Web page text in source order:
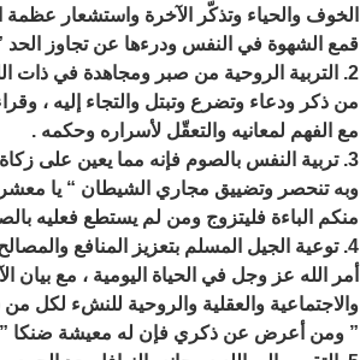
الخوف والحياء وتذكّر الآخرة واستشعار عظمة
قمع الشهوة في النفس ودرءها عن تجاوز الحد
2. التربية الروحية من صبر ومجاهدة في ذات الله جل وعلا ، بدوام الصلة بالله تعالى
من ذكر ودعاء وتضرع وتبتل والتجاء إليه ،
مع الفهم لمعانيه والتعقّل لأسراره وحكمه .
3. تربية النفس بالصوم فإنه مما يعين على زكاة القلب ، وطهارة النفس ،
وبه تنحصر وتضييق مجاري الشيطان “ يا
منكم الباءة فليتزوج ومن لم يستطع فعليه
4. توعية الجيل المسلم بتعزيز المنافع والمصالح التي تنشئ العفة والتزام
أمر الله عز وجل في الحياة اليومية ، مع بيان
والاجتماعية والعقلية والروحية للنشء لكل
” ومن أعرض عن ذكري فإن له معيشة ضنكا